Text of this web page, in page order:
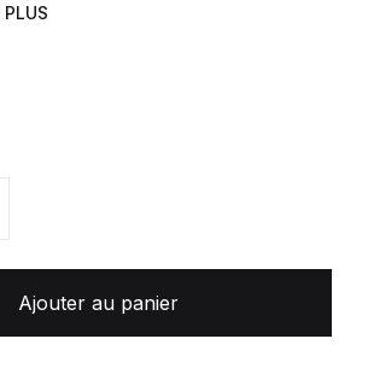
PLUS
Ajouter au panier